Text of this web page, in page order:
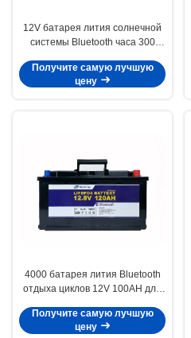
12V батарея лития солнечной
системы Bluetooth часа 300
Получите самую лучшую
цену
4000 батарея лития Bluetooth
отдыха циклов 12V 100AH для
Получите самую лучшую
цену